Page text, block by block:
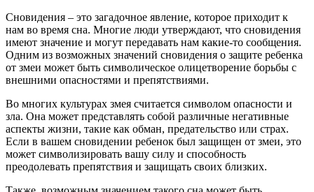
Сновидения – это загадочное явление, которое приходит к
нам во время сна. Многие люди утверждают, что сновидения
имеют значение и могут передавать нам какие-то сообщения.
Одним из возможных значений сновидения о защите ребенка
от змеи может быть символическое олицетворение борьбы с
внешними опасностями и препятствиями.
Во многих культурах змея считается символом опасности и
зла. Она может представлять собой различные негативные
аспекты жизни, такие как обман, предательство или страх.
Если в вашем сновидении ребенок был защищен от змеи, это
может символизировать вашу силу и способность
преодолевать препятствия и защищать своих близких.